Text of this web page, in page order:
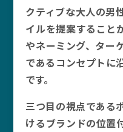
クティブな大人の男
イルを提案すること
やネーミング、ター
であるコンセプトに
です。
三つ目の視点である
けるブランドの位置